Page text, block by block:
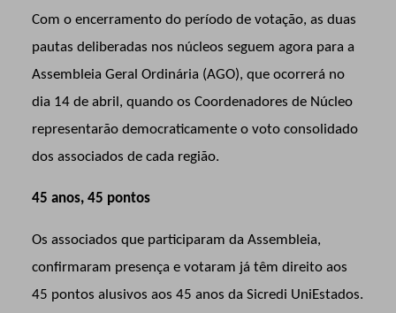
Com o encerramento do período de votação, as duas
pautas deliberadas nos núcleos seguem agora para a
Assembleia Geral Ordinária (AGO), que ocorrerá no
dia 14 de abril, quando os Coordenadores de Núcleo
representarão democraticamente o voto consolidado
dos associados de cada região.
45 anos, 45 pontos
Os associados que participaram da Assembleia,
confirmaram presença e votaram já têm direito aos
45 pontos alusivos aos 45 anos da Sicredi UniEstados.